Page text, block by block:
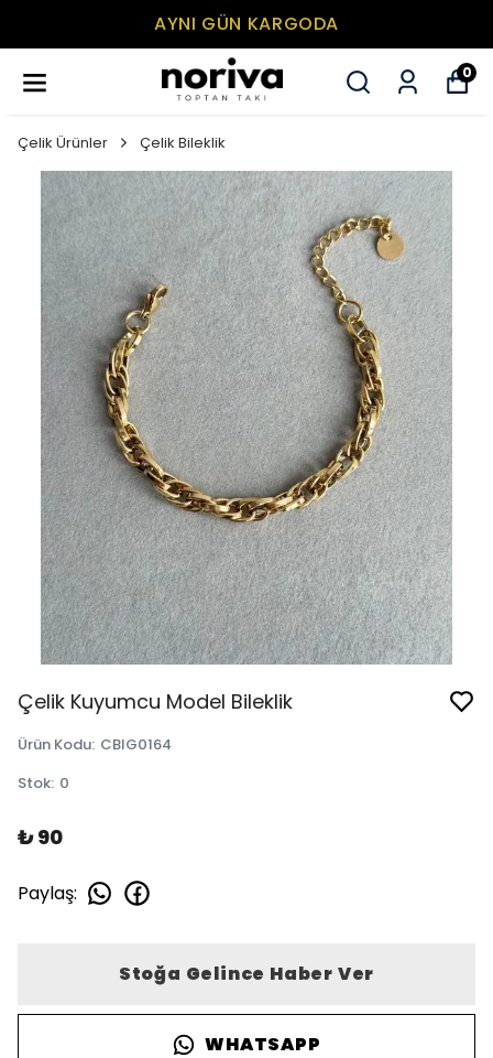
AYNI GÜN KARGODA
0
Çelik Ürünler Çelik Bileklik
Çelik Kuyumcu Model Bileklik
Ürün Kodu: CBIG0164
Stok: 0
₺ 90
Paylaş:
Stoğa Gelince Haber Ver
WHATSAPP